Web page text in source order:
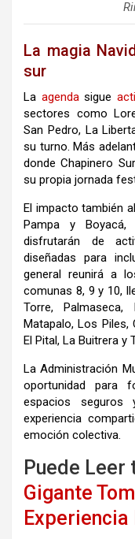
La magia
sur
La agendasigue
sectores como
San Pedro, La
su turno. Más
donde Chapinero
su propia jornada
El impacto también
Pampa y
disfrutarán de
diseñadas para
general reunirá a
comunas 8, 9 y 10,
Torre,
Matapalo, Los Piles,
El Pital, La Buitrera y
La Administración
oportunidad para
espacios
experiencia
emoción colectiva.
Puede Leer
Gigante